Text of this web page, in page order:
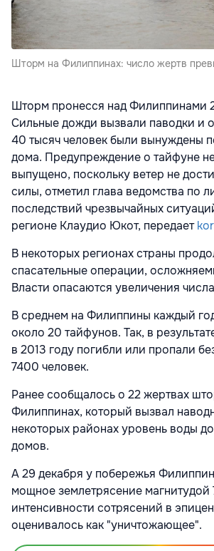
Шторм на Филиппинах: число жертв
Шторм пронесся над Филиппинами
Сильные дожди вызвали паводки и
40 тысяч человек были вынуждены
дома. Предупреждение о тайфуне
выпущено, поскольку ветер не
силы, отметил глава ведомства по
последствий чрезвычайных
регионе Клаудио Юкот, передает
В некоторых регионах страны
спасательные операции,
Власти опасаются увеличения
В среднем на Филиппины каждый
около 20 тайфунов. Так, в
в 2013 году погибли или пропали
7400 человек.
Ранее сообщалось о 22 жертвах
Филиппинах, который вызвал
некоторых районах уровень воды
домов.
А 29 декабря у побережья
мощное землетрясение магнитудой
интенсивности сотрясений в
оценивалось как "уничтожающее".